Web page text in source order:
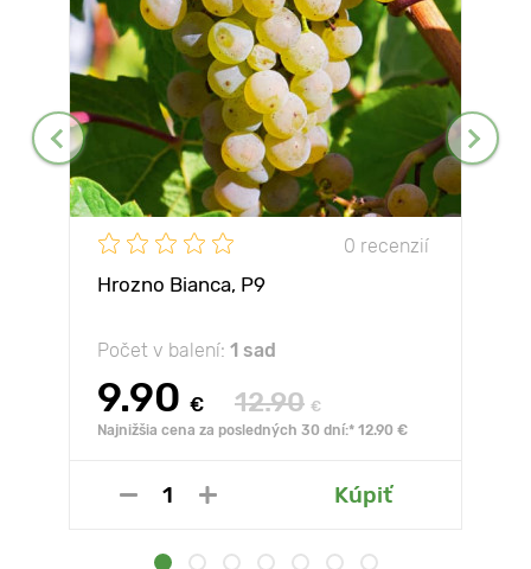
0 recenzií
Hrozno Bianca, Р9
Počet v balení: 1 sad
9.90 € 12.90 €
Najnižšia cena za posledných 30 dní:* 12.90 €
Kúpiť